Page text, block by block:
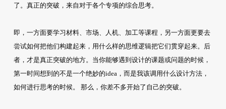
了。真正的突破，来自对于各个专项的综合思考。
即，一方面要学习材料、市场、人机、加工等课程，另一方面更要去
尝试如何把他们构建起来，用什么样的思维逻辑把它们贯穿起来。后
者，才是真正突破的地方。当你能够遇到设计的课题或问题的时候，
第一时间想到的不是一个绝妙的idea，而是我该调用什么设计方法，
如何进行思考的时候。 那么，你差不多开始了自己的突破。